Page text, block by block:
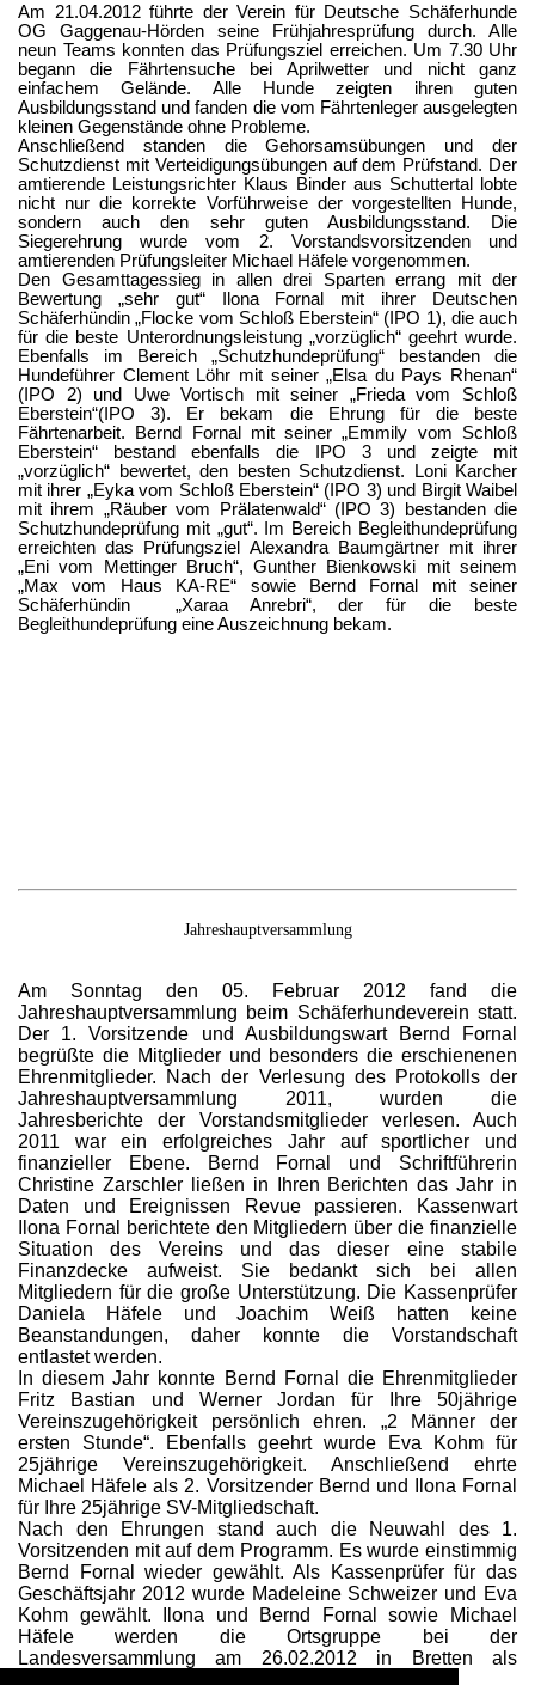
Am 21.04.2012 führte der Verein für Deutsche Schäferhunde
OG Gaggenau-Hörden seine Frühjahresprüfung durch. Alle
neun Teams konnten das Prüfungsziel erreichen. Um 7.30 Uhr
begann die Fährtensuche bei Aprilwetter und nicht ganz
einfachem Gelände. Alle Hunde zeigten ihren guten
Ausbildungsstand und fanden die vom Fährtenleger ausgelegten
kleinen Gegenstände ohne Probleme.
Anschließend standen die Gehorsamsübungen und der
Schutzdienst mit Verteidigungsübungen auf dem Prüfstand. Der
amtierende Leistungsrichter Klaus Binder aus Schuttertal
lobte
nicht nur die korrekte Vorführweise der vorgestellten Hunde,
sondern auch den sehr guten Ausbildungsstand. Die
Siegerehrung wurde vom 2. Vorstandsvorsitzenden und
amtierenden Prüfungsleiter Michael Häfele vorgenommen.
Den Gesamttagessieg in allen drei Sparten errang mit der
Bewertung „sehr gut“ Ilona Fornal mit ihrer Deutschen
Schäferhündin „Flocke vom Schloß Eberstein“ (IPO 1), die auch
für die beste Unterordnungsleistung „vorzüglich“ geehrt wurde.
Ebenfalls im Bereich „Schutzhundeprüfung“ bestanden die
Hundeführer Clement Löhr mit seiner „Elsa du Pays Rhenan“
(IPO 2) und Uwe Vortisch mit seiner „Frieda vom Schloß
Eberstein“(IPO 3). Er bekam die Ehrung für die beste
Fährtenarbeit. Bernd Fornal mit seiner „Emmily vom Schloß
Eberstein“ bestand ebenfalls die IPO 3 und zeigte mit
„vorzüglich“ bewertet, den besten Schutzdienst. Loni Karcher
mit ihrer „Eyka vom Schloß Eberstein“ (IPO 3) und Birgit Waibel
mit ihrem „Räuber vom Prälatenwald“ (IPO 3) bestanden die
Schutzhundeprüfung mit „gut“. Im Bereich Begleithundeprüfung
erreichten das Prüfungsziel Alexandra Baumgärtner mit ihrer
„Eni vom Mettinger Bruch“, Gunther Bienkowski mit seinem
„Max vom Haus KA-RE“ sowie Bernd Fornal mit seiner
Schäferhündin „Xaraa Anrebri“, der für die beste
Begleithundeprüfung eine Auszeichnung bekam.
Jahreshauptversammlung
Am Sonntag den 05. Februar 2012 fand die
Jahreshauptversammlung beim Schäferhundeverein statt.
Der 1. Vorsitzende und Ausbildungswart Bernd Fornal
begrüßte die Mitglieder und besonders die erschienenen
Ehrenmitglieder. Nach der Verlesung des Protokolls der
Jahreshauptversammlung 2011, wurden die
Jahresberichte der Vorstandsmitglieder verlesen. Auch
2011 war ein erfolgreiches Jahr auf sportlicher und
finanzieller Ebene. Bernd Fornal und Schriftführerin
Christine Zarschler ließen in Ihren Berichten das Jahr in
Daten und Ereignissen Revue passieren. Kassenwart
Ilona Fornal berichtete den Mitgliedern über die finanzielle
Situation des Vereins und das dieser eine stabile
Finanzdecke aufweist. Sie bedankt sich bei allen
Mitgliedern für die große Unterstützung. Die Kassenprüfer
Daniela Häfele und Joachim Weiß hatten keine
Beanstandungen, daher konnte die Vorstandschaft
entlastet werden.
In diesem Jahr konnte Bernd Fornal die Ehrenmitglieder
Fritz Bastian und Werner Jordan für Ihre 50jährige
Vereinszugehörigkeit persönlich ehren. „2 Männer der
ersten Stunde“. Ebenfalls geehrt wurde Eva Kohm für
25jährige Vereinszugehörigkeit. Anschließend ehrte
Michael Häfele als 2. Vorsitzender Bernd und Ilona Fornal
für Ihre 25jährige SV-Mitgliedschaft.
Nach den Ehrungen stand auch die Neuwahl des 1.
Vorsitzenden mit auf dem Programm. Es wurde einstimmig
Bernd Fornal wieder gewählt. Als Kassenprüfer für das
Geschäftsjahr 2012 wurde Madeleine Schweizer und Eva
Kohm gewählt. Ilona und Bernd Fornal sowie Michael
Häfele werden die Ortsgruppe bei der
Landesversammlung am 26.02.2012 in Bretten als